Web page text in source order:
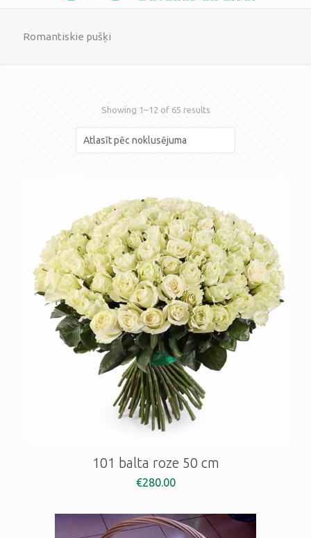
Romantiskie pušķi
Showing 1–12 of 65 results
101 balta roze 50 cm
€280.00